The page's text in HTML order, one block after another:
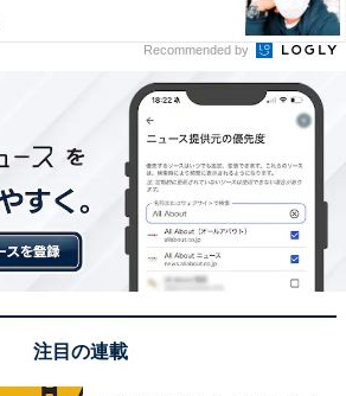
Recommended by
注目の連載